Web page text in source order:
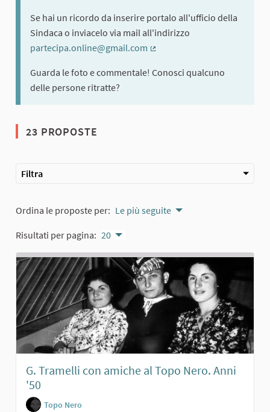
Se hai un ricordo da inserire portalo all'ufficio della
Sindaca o inviacelo via mail all'indirizzo
partecipa.online@gmail.com
Guarda le foto e commentale! Conosci qualcuno
delle persone ritratte?
23 PROPOSTE
Filtra
Ordina le proposte per: Le più seguite
Risultati per pagina: 20
G. Tramelli con amiche al Topo Nero. Anni
'50
Topo Nero